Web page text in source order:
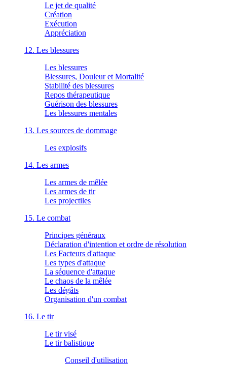
Le jet de qualité
Création
Exécution
Appréciation
12. Les blessures
Les blessures
Blessures, Douleur et Mortalité
Stabilité des blessures
Repos thérapeutique
Guérison des blessures
Les blessures mentales
13. Les sources de dommage
Les explosifs
14. Les armes
Les armes de mêlée
Les armes de tir
Les projectiles
15. Le combat
Principes généraux
Déclaration d'intention et ordre de résolution
Les Facteurs d'attaque
Les types d'attaque
La séquence d'attaque
Le chaos de la mêlée
Les dégâts
Organisation d'un combat
16. Le tir
Le tir visé
Le tir balistique
Conseil d'utilisation